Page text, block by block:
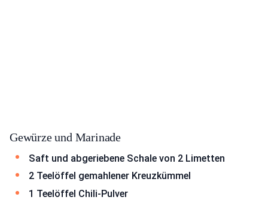
Gewürze und Marinade
Saft und abgeriebene Schale von 2 Limetten
2 Teelöffel gemahlener Kreuzkümmel
1 Teelöffel Chili-Pulver